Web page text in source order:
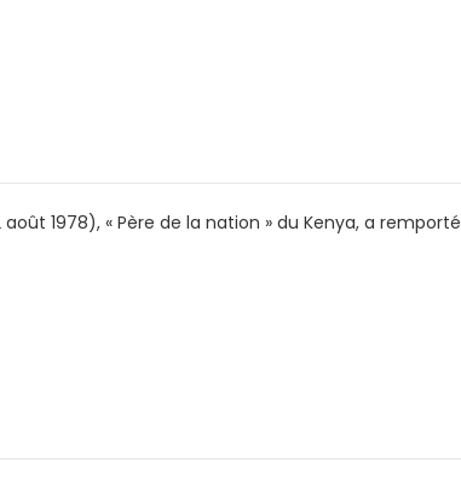
1978), « Père de la nation » du Kenya, a remporté